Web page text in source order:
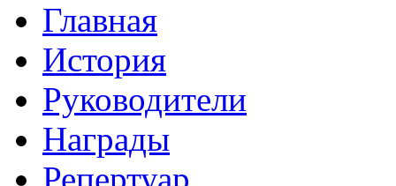
Главная
История
Руководители
Награды